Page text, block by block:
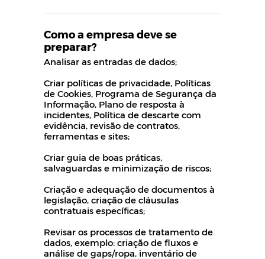
Como a empresa deve se
preparar?
Analisar as entradas de dados;
Criar políticas de privacidade, Políticas
de Cookies, Programa de Segurança da
Informação, Plano de resposta à
incidentes, Política de descarte com
evidência, revisão de contratos,
ferramentas e sites;
Criar guia de boas práticas,
salvaguardas e minimização de riscos;
Criação e adequação de documentos à
legislação, criação de cláusulas
contratuais específicas;
Revisar os processos de tratamento de
dados, exemplo: criação de fluxos e
análise de gaps/ropa, inventário de